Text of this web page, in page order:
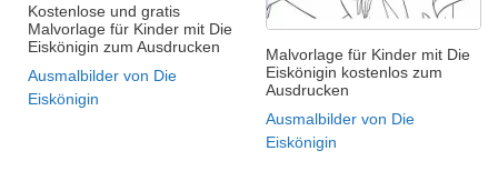
Kostenlose und gratis
Malvorlage für Kinder mit Die
Eiskönigin zum Ausdrucken
Ausmalbilder von Die
Eiskönigin
Malvorlage für Kinder mit Die
Eiskönigin kostenlos zum
Ausdrucken
Ausmalbilder von Die
Eiskönigin